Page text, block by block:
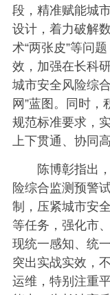
段，精准赋能城
设计，着力破解
术“两张皮”等问
效，加强在长科
城市安全风险综
网”蓝图。同时
规范标准要求，
上下贯通、协同
陈博彰指出
险综合监测预警
制，压紧城市安
等任务，强化市
现统一感知、统
突出实战实效，
运维，特别注重